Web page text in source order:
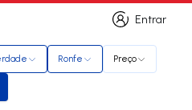
Entrar
Entrar
Ronfe Preço